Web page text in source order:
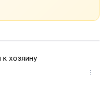
хозяину